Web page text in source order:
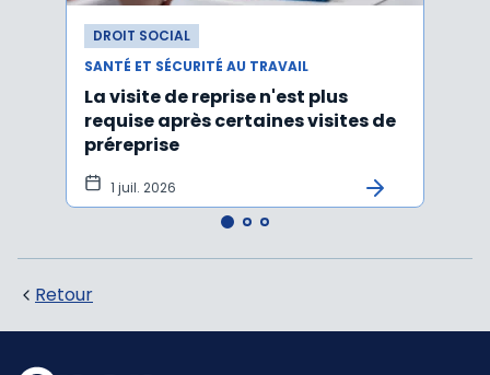
DROIT SOCIAL
SANTÉ ET SÉCURITÉ AU TRAVAIL
La visite de reprise n'est plus
requise après certaines visites de
préreprise
1 juil. 2026
Retour